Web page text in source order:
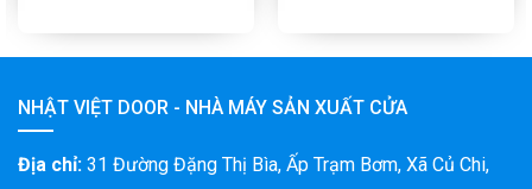
NHẬT VIỆT DOOR - NHÀ MÁY SẢN XUẤT CỬA
Địa chỉ: 31 Đường Đặng Thị Bìa, Ấp Trạm Bơm, Xã Củ Chi,